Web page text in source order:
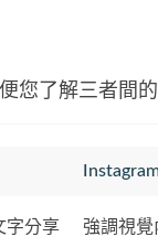
您了解三者間的
字分享 強調視覺